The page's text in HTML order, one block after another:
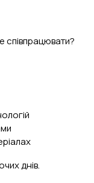
співпрацювати?
днів.